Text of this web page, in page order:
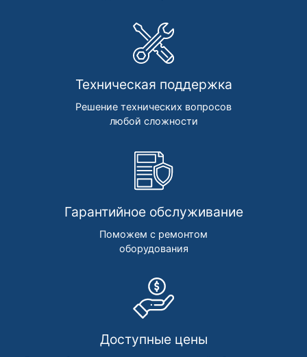
Техническая поддержка
Решение технических вопросов
любой сложности
Гарантийное обслуживание
Поможем с ремонтом
оборудования
Доступные цены